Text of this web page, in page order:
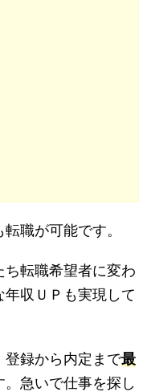
職が可能です。
転職希望者に変わ
収ＵＰも実現して
登録から内定まで最
急いで仕事を探し